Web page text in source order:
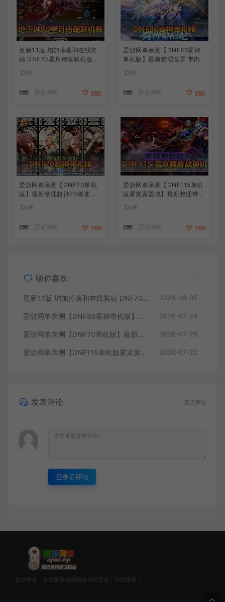
更新1.1版 增加掉落和在线奖
励 DNF70星月侍魂联机版 丰
辟邪玉 皮肤外观 BUFF技能徽
珠等 在线点 装备靠爆
DNF
爱游网单 280
爱游网单亲测【DNF86雾神
单机版】最新整理宽屏 带内
新深渊副本 技能护石 虚拟机
DNF
爱游网单 280
爱游网单亲测【DNF70单机
版】最新整理超神70微变 魂
内辅 异次元护石宝珠 未加密
教学
DNF
爱游网单 280
爱游网单亲测【DNF115单机
版雾岚黄昏战】最新整理带魔
鬼剑女格斗新模型 美神 雾岚
机一键端 视频安装教学
DNF
爱游网单 280
猜你喜欢
更新1.1版 增加掉落和在线奖励 DNF70星月侍魂联机版 丰富异次元技能装备词条 护石 辟邪玉 皮肤外观 BUFF技能徽章 史诗装备特效徽章 技能宝珠等 在线点 装备靠爆 2026-08-05
爱游网单亲测【DNF86雾神单机版】最新整理宽屏 带内辅便捷 新技能 界面UI 大冰龙 新深渊副本 技能护石 虚拟机一键端 视频安装教学 2026-07-29
爱游网单亲测【DNF70单机版】最新整理超神70微变 魂图 异界 安图恩 四小龙 镶嵌 内辅 异次元护石宝珠 未加密PVF虚拟机一键端 视频安装教学 2026-07-28
爱游网单亲测【DNF115单机版雾岚黄昏战】最新整理带魔枪三职业 女鬼剑 女圣职者 男鬼剑女格斗新模型 美神 雾岚副本 太初装备 快捷内辅 虚拟机一键端 视频安装教学 2026-07-22
发表评论 暂无评论
登录后评论
爱游网单，专注整理优质网游单机资源！持续更新！